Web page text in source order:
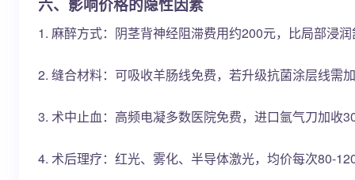
六、影响价格的隐性因素
1. 麻醉方式：阴茎背神经阻滞费用约200元，比局部浸
2. 缝合材料：可吸收羊肠线免费，若升级抗菌涂层线需
3. 术中止血：高频电凝多数医院免费，进口氩气刀加收
4. 术后理疗：红光、雾化、半导体激光，均价每次80-